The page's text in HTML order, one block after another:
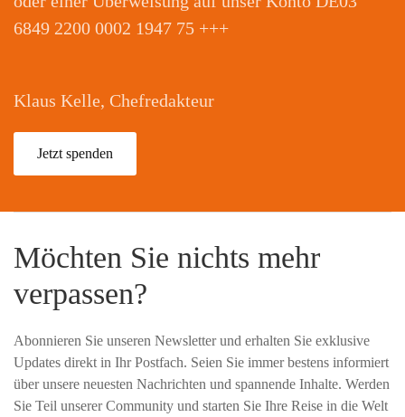
6849 2200 0002 1947 75 +++
Klaus Kelle, Chefredakteur
Jetzt spenden
Möchten Sie nichts mehr
verpassen?
Abonnieren Sie unseren Newsletter und erhalten Sie exklusive
Updates direkt in Ihr Postfach. Seien Sie immer bestens informiert
über unsere neuesten Nachrichten und spannende Inhalte. Werden
Sie Teil unserer Community und starten Sie Ihre Reise in die Welt